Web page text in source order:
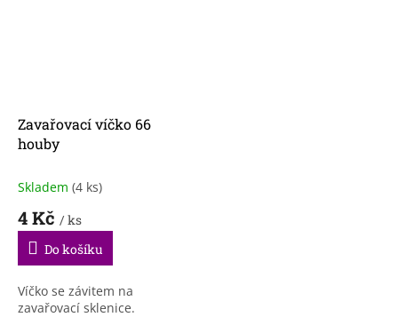
Zavařovací víčko 66
houby
Skladem (4 ks)
4 Kč / ks
Do košíku
Víčko se závitem na
zavařovací sklenice.